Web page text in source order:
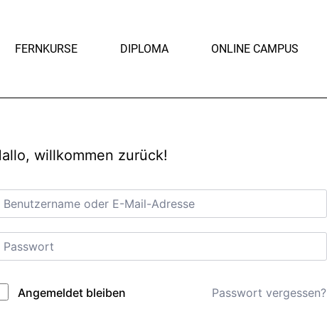
FERNKURSE DIPLOMA ONLINE CAMPUS
willkommen zurück!
Angemeldet bleiben Passwort vergessen?